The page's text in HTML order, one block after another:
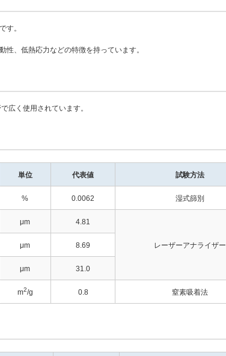
す。
、低熱応力などの特徴を持っています。
広く使用されています。
単位 代表値 試験方法
% 0.0062 湿式篩別
μm 4.81
レーザーアナライザー
μm 8.69
μm 31.0
m2/g 0.8 窒素吸着法